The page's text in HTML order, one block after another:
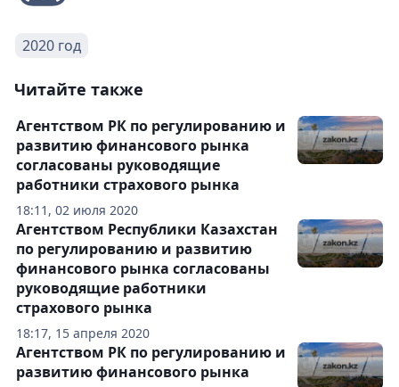
2020 год
Читайте также
18:11, 02 июля 2020
Агентством РК по регулированию и
развитию финансового рынка
согласованы руководящие
работники страхового рынка
18:17, 15 апреля 2020
Агентством Республики Казахстан
по регулированию и развитию
финансового рынка согласованы
руководящие работники
страхового рынка
Агентством РК по регулированию и
развитию финансового рынка